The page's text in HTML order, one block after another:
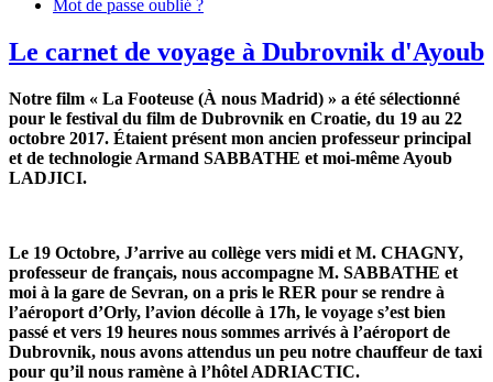
Mot de passe oublié ?
Le carnet de voyage à Dubrovnik d'Ayoub
Notre film « La Footeuse (À nous Madrid) » a été sélectionné
pour le festival du film de Dubrovnik en Croatie, du 19 au 22
octobre 2017. Étaient présent mon ancien professeur principal
et de technologie Armand SABBATHE et moi-même Ayoub
LADJICI.
Le 19 Octobre, J’arrive au collège vers midi et M. CHAGNY,
professeur de français, nous accompagne M. SABBATHE et
moi à la gare de Sevran, on a pris le RER pour se rendre à
l’aéroport d’Orly, l’avion décolle à 17h, le voyage s’est bien
passé et vers 19 heures nous sommes arrivés à l’aéroport de
Dubrovnik, nous avons attendus un peu notre chauffeur de taxi
pour qu’il nous ramène à l’hôtel ADRIACTIC.